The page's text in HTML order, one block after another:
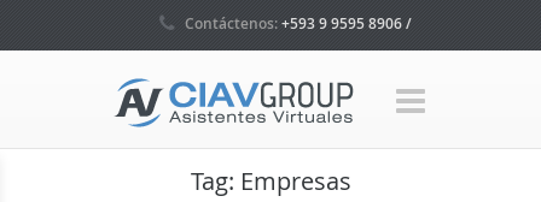
Contáctenos:+593 9 9595 8906 /
Tag: Empresas